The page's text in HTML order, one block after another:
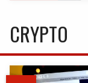
CRYPTO